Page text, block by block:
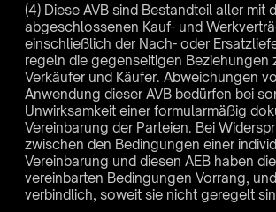
(4) Diese AVB sind Bestandteil aller mit
abgeschlossenen Kauf- und
einschließlich der Nach- oder
regeln die gegenseitigen Beziehungen
Verkäufer und Käufer. Abweichungen
Anwendung dieser AVB bedürfen bei
Unwirksamkeit einer formularmäßig
Vereinbarung der Parteien. Bei
zwischen den Bedingungen einer
Vereinbarung und diesen AEB haben
vereinbarten Bedingungen Vorrang,
verbindlich, soweit sie nicht geregelt